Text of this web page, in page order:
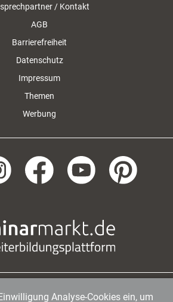
/ Kontakt
AGB
Barrierefreiheit
Datenschutz
Impressum
Themen
Werbung
GmbH | Endenicher Str. 41 |
Analyse-Cookies ein, um